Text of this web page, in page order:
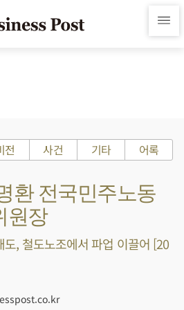
전 사건 기타 어록
환 전국민주노동
원장
, 철도노조에서 파업 이끌어 [20